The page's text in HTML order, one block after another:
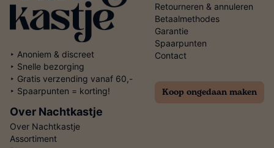
‣ Anoniem & discreet
‣ Snelle bezorging
‣ Gratis verzending vanaf 60,-
‣ Spaarpunten = korting!
Retourneren & annuleren
Betaalmethodes
Garantie
Spaarpunten
Contact
Koop ongedaan maken
Over Nachtkastje
Over Nachtkastje
Assortiment